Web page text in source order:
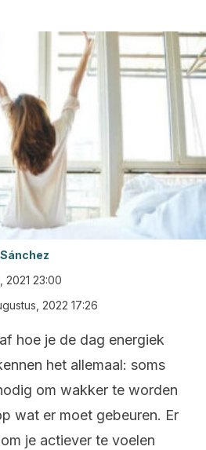
2021 23:00
2022 17:26
hoe je de dag energiek
het allemaal: soms
om wakker te worden
wat er moet gebeuren. Er
je actiever te voelen